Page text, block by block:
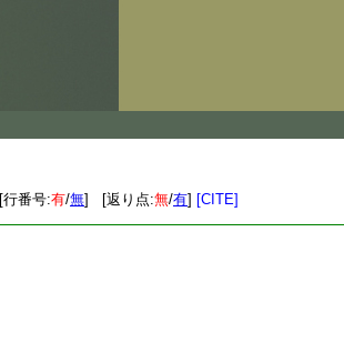
[行番号:有/無] [返り点:無/有] [CITE]